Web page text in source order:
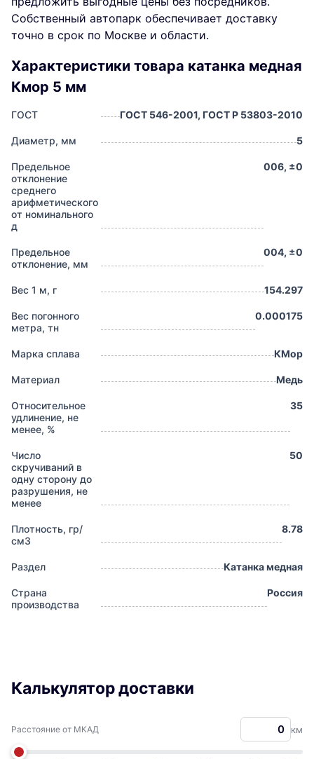
Собственный автопарк обеспечивает доставку
точно в срок по Москве и области.
Характеристики товара катанка медная
Кмор 5 мм
ГОСТ ГОСТ 546-2001, ГОСТ Р 53803-2010
Диаметр, мм 5
Предельное
отклонение
среднего
арифметического
от номинального
д
006, ±0
Предельное
отклонение, мм
004, ±0
Вес 1 м, г 154.297
Вес погонного
метра, тн
0.000175
Марка сплава КМор
Материал Медь
Относительное
удлинение, не
менее, %
35
Число
скручиваний в
одну сторону до
разрушения, не
менее
50
Плотность, гр/
см3
8.78
Раздел Катанка медная
Страна
производства
Россия
Калькулятор доставки
Расстояние от МКАД км